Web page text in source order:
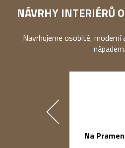
NÁVRHY INTERIÉRŮ
Navrhujeme osobité, moderní
Na